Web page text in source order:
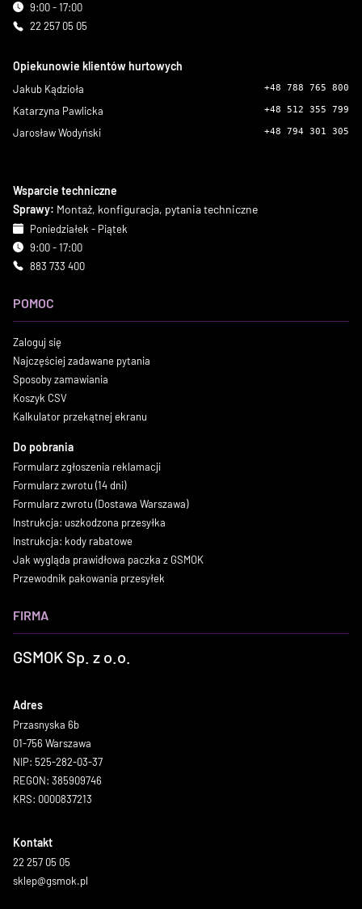
9:00 - 17:00
22 257 05 05
Opiekunowie klientów hurtowych
Jakub Kądzioła +48 788 765 800
Katarzyna Pawlicka +48 512 355 799
Jarosław Wodyński +48 794 301 305
Wsparcie techniczne
Sprawy: Montaż, konfiguracja, pytania techniczne
Poniedziałek - Piątek
9:00 - 17:00
883 733 400
POMOC
Zaloguj się
Najczęściej zadawane pytania
Sposoby zamawiania
Koszyk CSV
Kalkulator przekątnej ekranu
Do pobrania
Formularz zgłoszenia reklamacji
Formularz zwrotu (14 dni)
Formularz zwrotu (Dostawa Warszawa)
Instrukcja: uszkodzona przesyłka
Instrukcja: kody rabatowe
Jak wygląda prawidłowa paczka z GSMOK
Przewodnik pakowania przesyłek
FIRMA
GSMOK Sp. z o.o.
Adres
Przasnyska 6b
01-756 Warszawa
NIP: 525-282-03-37
REGON: 385909746
KRS: 0000837213
Kontakt
22 257 05 05
sklep@gsmok.pl